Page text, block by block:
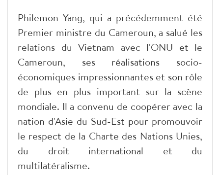
Philemon Yang, qui a précédemment été
Premier ministre du Cameroun, a salué les
relations du Vietnam avec l'ONU et le
Cameroun, ses réalisations socio-
économiques impressionnantes et son rôle
de plus en plus important sur la scène
mondiale. Il a convenu de coopérer avec la
nation d'Asie du Sud-Est pour promouvoir
le respect de la Charte des Nations Unies,
du droit international et du
multilatéralisme.